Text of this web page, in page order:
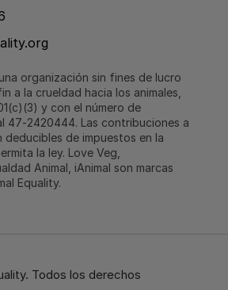
organización sin fines de lucro
a la crueldad hacia los animales,
y con el número de
47‑2420444. Las contribuciones a
deducibles de impuestos en la
la ley. Love Veg,
Animal, iAnimal son marcas
Equality.
Todos los derechos